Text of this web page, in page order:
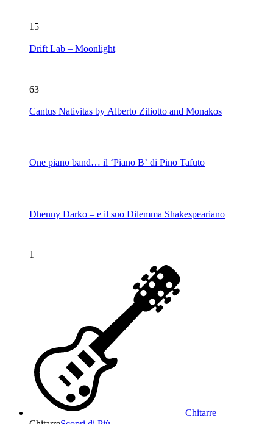
15
Drift Lab – Moonlight
63
Cantus Nativitas by Alberto Ziliotto and Monakos
One piano band… il ‘Piano B’ di Pino Tafuto
Dhenny Darko – e il suo Dilemma Shakespeariano
1
Chitarre